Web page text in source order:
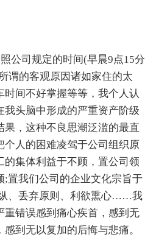
公司规定的时间(早晨9点15分
谓的客观原因诸如家住的太
间不好掌握等等，我个人认
我头脑中形成的严重资产阶级
果，这种不良思潮泛滥的最直
个人的困难凌驾于公司组织原
的集体利益于不顾，置公司领
;置我们公司的企业文化宗旨于
、丢弃原则、利欲熏心……我
重错误感到痛心疾首，感到无
到无以复加的后悔与悲痛。